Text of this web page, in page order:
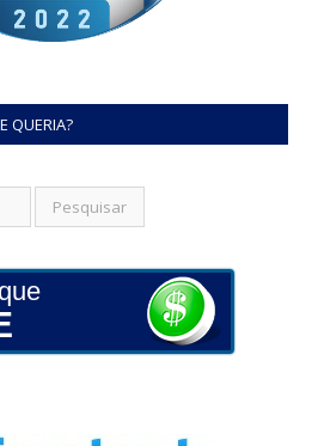
QUERIA?